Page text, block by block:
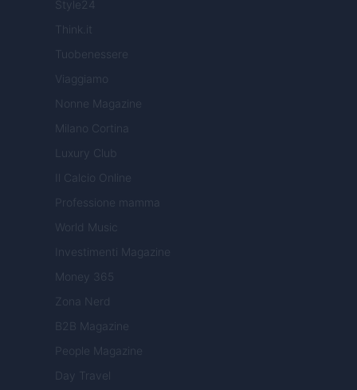
Style24
Think.it
Tuobenessere
Viaggiamo
Nonne Magazine
Milano Cortina
Luxury Club
Il Calcio Online
Professione mamma
World Music
Investimenti Magazine
Money 365
Zona Nerd
B2B Magazine
People Magazine
Day Travel